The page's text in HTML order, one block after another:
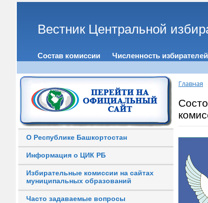
Вестник Центральной
Состав комиссии Численность избирателей
О Республике Башкортостан
Информация о ЦИК РБ
Избирательные комиссии на сайтах
муниципальных образований
Часто задаваемые вопросы
Главная